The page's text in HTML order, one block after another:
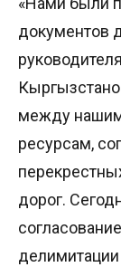
документов
между
ресурсам,
дорог.